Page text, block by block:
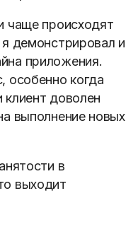
чаще происходят
демонстрировал и
приложения.
особенно когда
доволен
выполнение новых
в
выходит